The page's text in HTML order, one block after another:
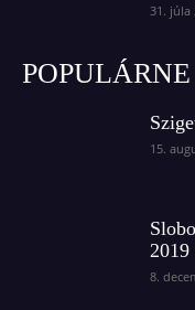
31. júla
POPULÁRNE
15.
8.